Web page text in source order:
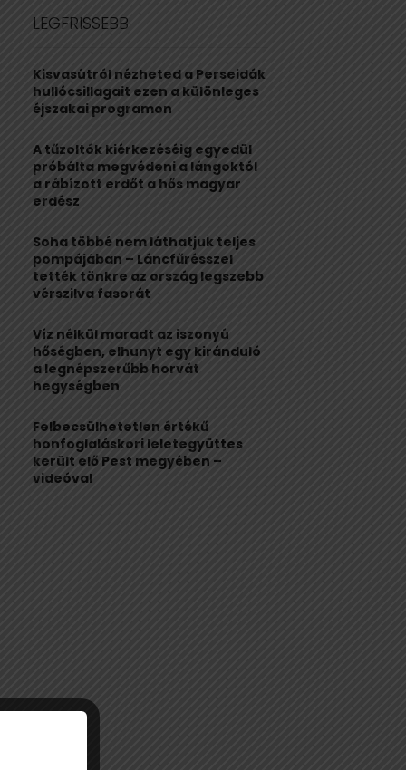
h
o
r
:
R
H
LEGFRISSEBB
Kisvasútról nézheted a Perseidák
hullócsillagait ezen a különleges
éjszakai programon
A tűzoltók kiérkezéséig egyedül
próbálta megvédeni a lángoktól
a rábízott erdőt a hős magyar
erdész
Soha többé nem láthatjuk teljes
pompájában – Láncfűrésszel
tették tönkre az ország legszebb
vérszilva fasorát
Víz nélkül maradt az iszonyú
hőségben, elhunyt egy kiránduló
a legnépszerűbb horvát
hegységben
Felbecsülhetetlen értékű
honfoglaláskori leletegyüttes
került elő Pest megyében –
videóval